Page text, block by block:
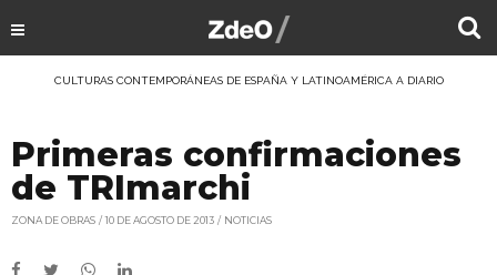
CULTURAS CONTEMPORÁNEAS DE ESPAÑA Y LATINOAMÉRICA A DIARIO
Primeras confirmaciones
de TRImarchi
ZONA DE OBRAS 10 DE AGOSTO DE 2013 NOTICIAS